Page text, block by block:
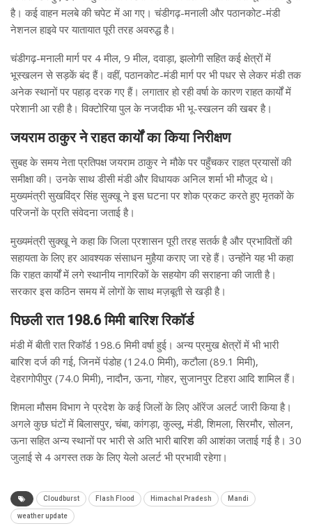
है। कई वाहन मलबे की चपेट में आ गए। चंडीगढ़-मनाली और पठानकोट-मंडी
नेशनल हाइवे पर यातायात पूरी तरह अवरुद्ध है।
चंडीगढ़-मनाली मार्ग पर 4 मील, 9 मील, दवाड़ा, झलोगी सहित कई क्षेत्रों में
भूस्खलन से सड़कें बंद हैं। वहीं, पठानकोट-मंडी मार्ग पर भी पधर से लेकर मंडी तक
अनेक स्थानों पर पहाड़ दरक गए हैं। लगातार हो रही वर्षा के कारण राहत कार्यों में
परेशानी आ रही है। विक्टोरिया पुल के नजदीक भी भू-स्खलन की खबर है।
जयराम ठाकुर ने राहत कार्यों का किया निरीक्षण
सुबह के समय नेता प्रतिपक्ष जयराम ठाकुर ने मौके पर पहुँचकर राहत प्रयासों की
समीक्षा की। उनके साथ डीसी मंडी और विधायक अनिल शर्मा भी मौजूद थे।
मुख्यमंत्री सुखविंद्र सिंह सुक्खू ने इस घटना पर शोक प्रकट करते हुए मृतकों के
परिजनों के प्रति संवेदना जताई है।
मुख्यमंत्री सुक्खू ने कहा कि जिला प्रशासन पूरी तरह सतर्क है और प्रभावितों की
सहायता के लिए हर आवश्यक संसाधन मुहैया कराए जा रहे हैं। उन्होंने यह भी कहा
कि राहत कार्यों में लगे स्थानीय नागरिकों के सहयोग की सराहना की जाती है।
सरकार इस कठिन समय में लोगों के साथ मज़बूती से खड़ी है।
पिछली रात 198.6 मिमी बारिश रिकॉर्ड
मंडी में बीती रात रिकॉर्ड 198.6 मिमी वर्षा हुई। अन्य प्रमुख क्षेत्रों में भी भारी
बारिश दर्ज की गई, जिनमें पंडोह (124.0 मिमी), कटौला (89.1 मिमी),
देहरागोपीपुर (74.0 मिमी), नादौन, ऊना, गोहर, सुजानपुर टिहरा आदि शामिल हैं।
शिमला मौसम विभाग ने प्रदेश के कई जिलों के लिए ऑरेंज अलर्ट जारी किया है।
अगले कुछ घंटों में बिलासपुर, चंबा, कांगड़ा, कुल्लू, मंडी, शिमला, सिरमौर, सोलन,
ऊना सहित अन्य स्थानों पर भारी से अति भारी बारिश की आशंका जताई गई है। 30
जुलाई से 4 अगस्त तक के लिए येलो अलर्ट भी प्रभावी रहेगा।
Cloudburst Flash Flood Himachal Pradesh Mandi
weather update